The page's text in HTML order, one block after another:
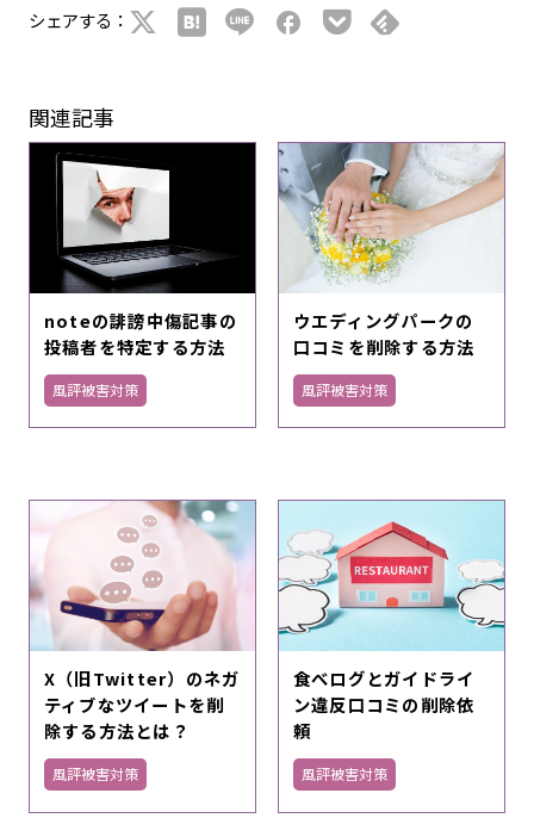
シェアする：
関連記事
noteの誹謗中傷記事の
投稿者を特定する方法
風評被害対策
ウエディングパークの
口コミを削除する方法
風評被害対策
X（旧Twitter）のネガ
ティブなツイートを削
除する方法とは？
風評被害対策
食べログとガイドライ
ン違反口コミの削除依
頼
風評被害対策